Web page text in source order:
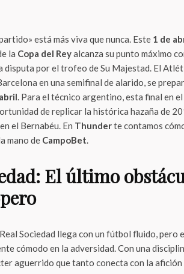
está más viva que nunca. Este 1 de
la Copa del Reyalcanza su punto máximo
disputa por el trofeo de Su Majestad. El
en una semifinal de alarido, se
. Para el técnico argentino, esta final en el
de replicar la histórica hazaña de
el Bernabéu. En Thunderte contamos
mano de CampoBet.
El último
Sociedad llega con un fútbol fluido, pero
cómodo en la adversidad. Con una
aguerrido que tanto conecta con la